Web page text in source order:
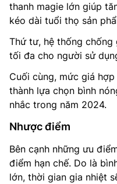
thanh magie lớn giúp
kéo dài tuổi thọ sản
Thứ tư, hệ thống chống
tối đa cho người sử
Cuối cùng, mức giá
thành lựa chọn bình
nhắc trong năm 2024.
Nhược điểm
Bên cạnh những ưu
điểm hạn chế. Do là
lớn, thời gian gia nhiệt